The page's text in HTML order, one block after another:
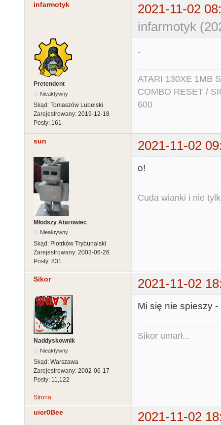
infarmotyk
2021-11-02
infarmotyk
Pretendent
Nieaktywny
Skąd: Tomaszów Lubelski
Zarejestrowany: 2019-12-18
Posty: 161
.
ATARI 130XE 1MB
COMBO RESET /
600
sun 2021-11-02
Młodszy Atarowiec
Nieaktywny
Skąd: Piotrków Trybunalski
Zarejestrowany: 2003-06-26
Posty: 831
o!
Cuda wianki i nie
Sikor 2021-11-02
Naddyskownik
Nieaktywny
Skąd: Warszawa
Zarejestrowany: 2002-06-17
Posty: 11,122
Mi się nie spieszy
Sikor umarł...
Strona
uicr0Bee 2021-11-02